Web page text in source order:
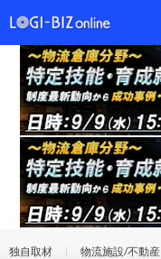
独自取材 物流施設/不動産